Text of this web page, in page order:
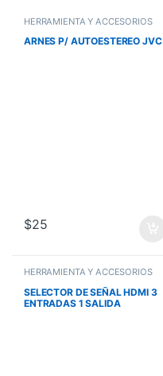
HERRAMIENTA Y ACCESORIOS
ARNES P/ AUTOESTEREO JVC
$25
HERRAMIENTA Y ACCESORIOS
SELECTOR DE SEÑAL HDMI 3
ENTRADAS 1 SALIDA